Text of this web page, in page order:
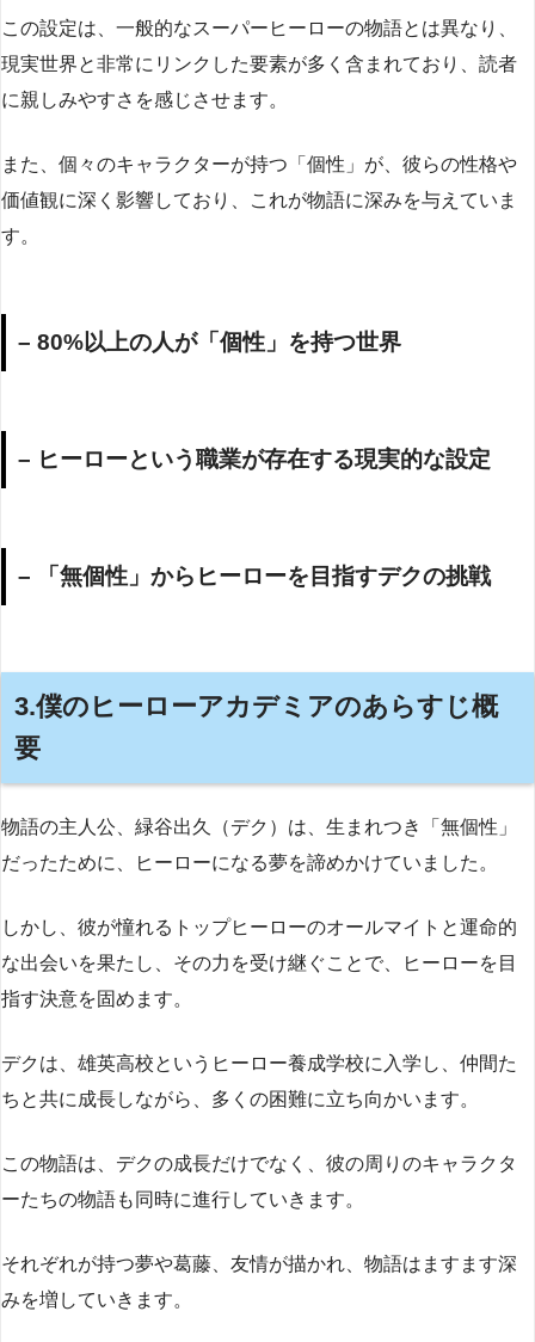
この設定は、一般的なスーパーヒーローの物語とは異なり、
現実世界と非常にリンクした要素が多く含まれており、読者
に親しみやすさを感じさせます。
また、個々のキャラクターが持つ「個性」が、彼らの性格や
価値観に深く影響しており、これが物語に深みを与えていま
す。
– 80%以上の人が「個性」を持つ世界
– ヒーローという職業が存在する現実的な設定
– 「無個性」からヒーローを目指すデクの挑戦
3.僕のヒーローアカデミアのあらすじ概
要
物語の主人公、緑谷出久（デク）は、生まれつき「無個性」
だったために、ヒーローになる夢を諦めかけていました。
しかし、彼が憧れるトップヒーローのオールマイトと運命的
な出会いを果たし、その力を受け継ぐことで、ヒーローを目
指す決意を固めます。
デクは、雄英高校というヒーロー養成学校に入学し、仲間た
ちと共に成長しながら、多くの困難に立ち向かいます。
この物語は、デクの成長だけでなく、彼の周りのキャラクタ
ーたちの物語も同時に進行していきます。
それぞれが持つ夢や葛藤、友情が描かれ、物語はますます深
みを増していきます。